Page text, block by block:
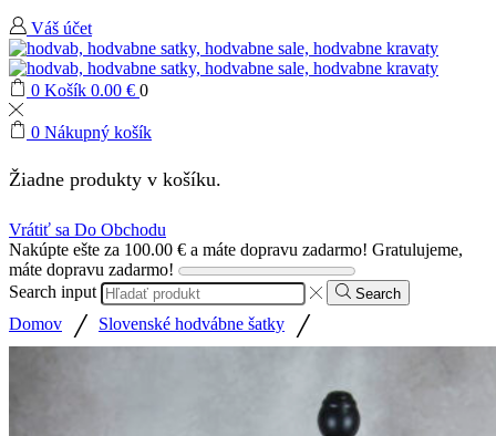
Váš účet
0 Košík 0.00 € 0
0 Nákupný košík
Žiadne produkty v košíku.
Vrátiť sa Do Obchodu
Nakúpte ešte za 100.00 € a máte dopravu zadarmo! Gratulujeme,
máte dopravu zadarmo!
Search input
Search
Domov / Slovenské hodvábne šatky /